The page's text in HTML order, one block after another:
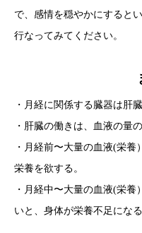
で、感情を穏やかにすると
行なってみてください。
・月経に関係する臓器は肝臓
・肝臓の働きは、血液の量
・月経前〜大量の血液(栄
栄養を欲する。
・月経中〜大量の血液(栄
いと、身体が栄養不足になる